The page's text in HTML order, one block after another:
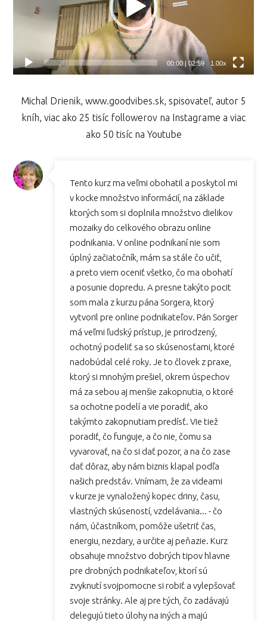
00:00|02:59 1.00x
Michal Drienik, www.goodvibes.sk, spisovateľ, autor 5
kníh, viac ako 25 tisíc followerov na Instagrame a viac
ako 50 tisíc na Youtube
Tento kurz ma veľmi obohatil a poskytol mi
v kocke množstvo informácií, na základe
ktorých som si doplnila množstvo dielikov
mozaiky do celkového obrazu online
podnikania. V online podnikaní nie som
úplný začiatočník, mám sa stále čo učiť,
a preto viem oceniť všetko, čo ma obohatí
a posunie dopredu. A presne takýto pocit
som mala z kurzu pána Sorgera, ktorý
vytvoril pre online podnikateľov. Pán Sorger
má veľmi ľudský prístup, je prirodzený,
ochotný podeliť sa so skúsenosťami, ktoré
nadobúdal celé roky. Je to človek z praxe,
ktorý si mnohým prešiel, okrem úspechov
má za sebou aj menšie zakopnutia, o ktoré
sa ochotne podelí a vie poradiť, ako
takýmto zakopnutiam predísť. Vie tiež
poradiť, čo funguje, a čo nie, čomu sa
vyvarovať, na čo si dať pozor, a na čo zase
dať dôraz, aby nám biznis klapal podľa
našich predstáv. Vnímam, že za videami
v kurze je vynaložený kopec driny, času,
vlastných skúseností, vzdelávania... - čo
nám, účastníkom, pomôže ušetriť čas,
energiu, nezdary, a určite aj peňazie. Kurz
obsahuje množstvo dobrých tipov hlavne
pre drobných podnikateľov, ktorí sú
zvyknutí svojpomocne si robiť a vylepšovať
svoje stránky. Ale aj pre tých, čo zadávajú
delegujú tieto úlohy na iných a majú